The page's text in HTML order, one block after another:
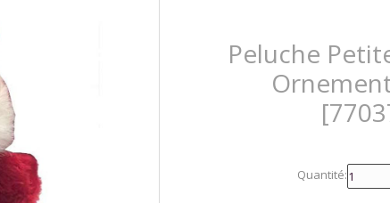
Peluche
Quantité: